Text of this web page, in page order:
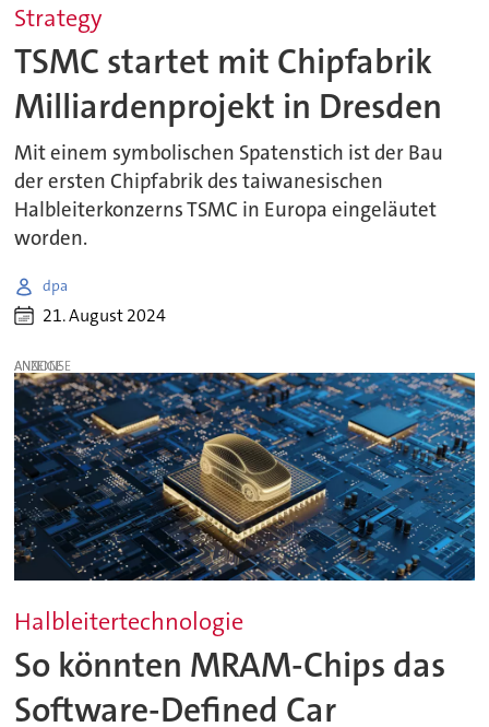
Strategy
TSMC startet mit Chipfabrik
Milliardenprojekt in Dresden
Mit einem symbolischen Spatenstich ist der Bau
der ersten Chipfabrik des taiwanesischen
Halbleiterkonzerns TSMC in Europa eingeläutet
worden.
dpa
21. August 2024
ANZEIGE
Halbleitertechnologie
So könnten MRAM-Chips das
Software-Defined Car